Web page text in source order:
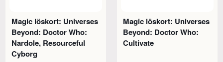
Magic löskort: Universes
Beyond: Doctor Who:
Nardole, Resourceful
Cyborg
Magic löskort: Universes
Beyond: Doctor Who:
Cultivate